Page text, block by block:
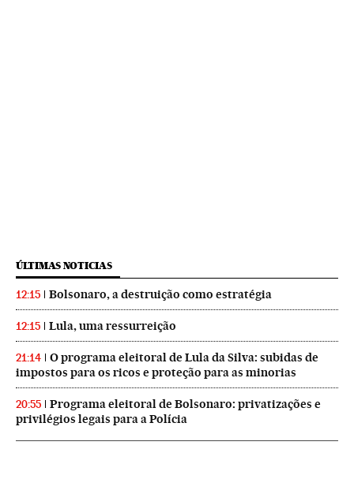
ÚLTIMAS NOTICIAS
12:15 Bolsonaro, a destruição como estratégia
12:15 Lula, uma ressurreição
21:14
O programa eleitoral de Lula da Silva: subidas de
impostos para os ricos e proteção para as minorias
20:55
Programa eleitoral de Bolsonaro: privatizações e
privilégios legais para a Polícia